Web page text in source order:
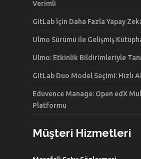
Verimli
GitLab İçin Daha Fazla Yapay
Ulmo Sürümü ile Gelişmiş
Ulmo: Etkinlik Bildirimleriyle
GitLab Duo Model Seçimi: Hızlı
Eduvence Manage: Open edX
Platformu
Müşteri Hizmetleri